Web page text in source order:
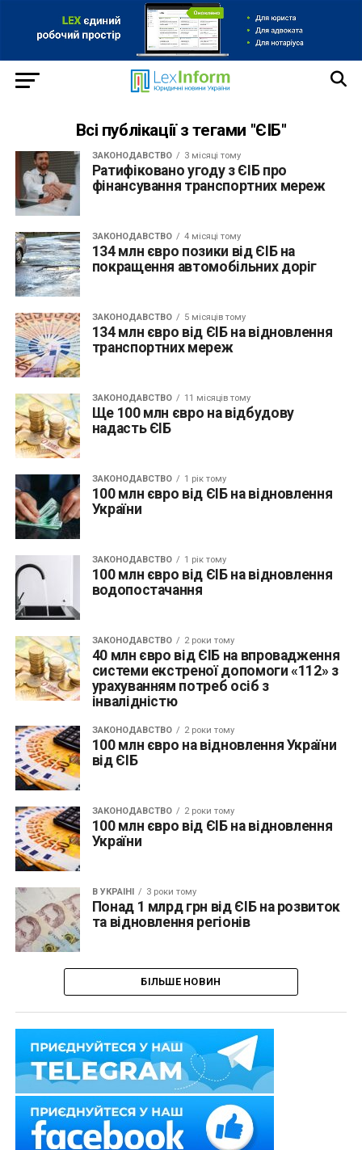
Всі публікації з тегами "ЄІБ"
ЗАКОНОДАВСТВО 3 місяці тому
Ратифіковано угоду з ЄІБ про
фінансування транспортних мереж
ЗАКОНОДАВСТВО 4 місяці тому
134 млн євро позики від ЄІБ на
покращення автомобільних доріг
ЗАКОНОДАВСТВО 5 місяців тому
134 млн євро від ЄІБ на відновлення
транспортних мереж
ЗАКОНОДАВСТВО 11 місяців тому
Ще 100 млн євро на відбудову
надасть ЄІБ
ЗАКОНОДАВСТВО 1 рік тому
100 млн євро від ЄІБ на відновлення
України
ЗАКОНОДАВСТВО 1 рік тому
100 млн євро від ЄІБ на відновлення
водопостачання
ЗАКОНОДАВСТВО 2 роки тому
40 млн євро від ЄІБ на впровадження
системи екстреної допомоги «112» з
урахуванням потреб осіб з
інвалідністю
ЗАКОНОДАВСТВО 2 роки тому
100 млн євро на відновлення України
від ЄІБ
ЗАКОНОДАВСТВО 2 роки тому
100 млн євро від ЄІБ на відновлення
України
В УКРАЇНІ 3 роки тому
Понад 1 млрд грн від ЄІБ на розвиток
та відновлення регіонів
БІЛЬШЕ НОВИН